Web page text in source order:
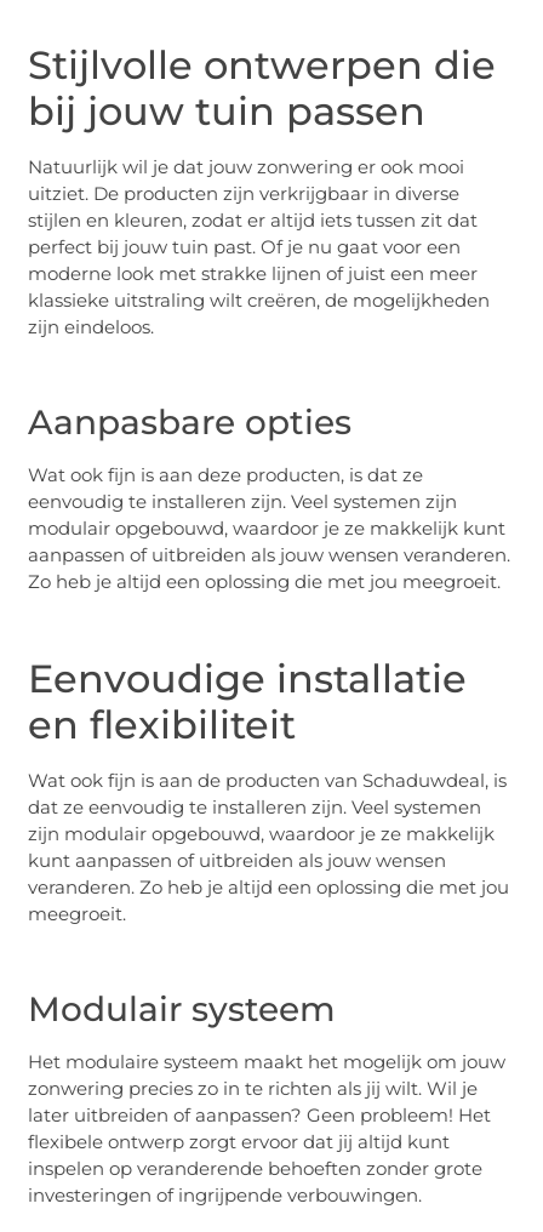
Stijlvolle ontwerpen die
bij jouw tuin passen
Natuurlijk wil je dat jouw zonwering er ook mooi
uitziet. De producten zijn verkrijgbaar in diverse
stijlen en kleuren, zodat er altijd iets tussen zit dat
perfect bij jouw tuin past. Of je nu gaat voor een
moderne look met strakke lijnen of juist een meer
klassieke uitstraling wilt creëren, de mogelijkheden
zijn eindeloos.
Aanpasbare opties
Wat ook fijn is aan deze producten, is dat ze
eenvoudig te installeren zijn. Veel systemen zijn
modulair opgebouwd, waardoor je ze makkelijk kunt
aanpassen of uitbreiden als jouw wensen veranderen.
Zo heb je altijd een oplossing die met jou meegroeit.
Eenvoudige installatie
en flexibiliteit
Wat ook fijn is aan de producten van Schaduwdeal, is
dat ze eenvoudig te installeren zijn. Veel systemen
zijn modulair opgebouwd, waardoor je ze makkelijk
kunt aanpassen of uitbreiden als jouw wensen
veranderen. Zo heb je altijd een oplossing die met jou
meegroeit.
Modulair systeem
Het modulaire systeem maakt het mogelijk om jouw
zonwering precies zo in te richten als jij wilt. Wil je
later uitbreiden of aanpassen? Geen probleem! Het
flexibele ontwerp zorgt ervoor dat jij altijd kunt
inspelen op veranderende behoeften zonder grote
investeringen of ingrijpende verbouwingen.